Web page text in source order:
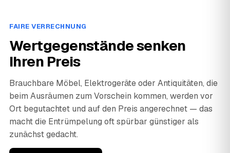
FAIRE VERRECHNUNG
Wertgegenstände senken
Ihren Preis
Brauchbare Möbel, Elektrogeräte oder Antiquitäten, die
beim Ausräumen zum Vorschein kommen, werden vor
Ort begutachtet und auf den Preis angerechnet — das
macht die Entrümpelung oft spürbar günstiger als
zunächst gedacht.